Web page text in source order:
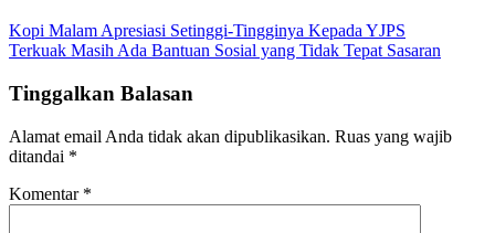
Kopi Malam Apresiasi Setinggi-Tingginya Kepada YJPS
Terkuak Masih Ada Bantuan Sosial yang Tidak Tepat Sasaran
Tinggalkan Balasan
Alamat email Anda tidak akan dipublikasikan. Ruas yang wajib
ditandai *
Komentar *